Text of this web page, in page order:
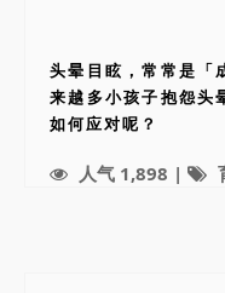
头晕目眩，常常是「
来越多小孩子抱怨头
如何应对呢？
人气 1,898 |